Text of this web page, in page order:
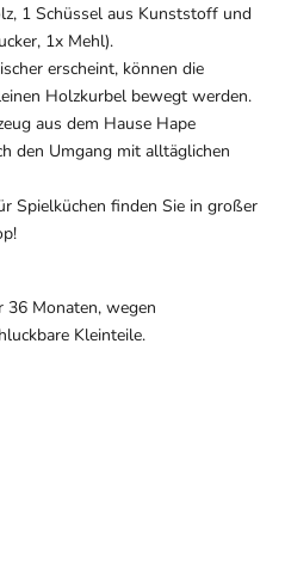
1 Schüssel aus Kunststoff und
1x Mehl).
erscheint, können die
Holzkurbel bewegt werden.
aus dem Hause Hape
den Umgang mit alltäglichen
Spielküchen finden Sie in großer
36 Monaten, wegen
Kleinteile.